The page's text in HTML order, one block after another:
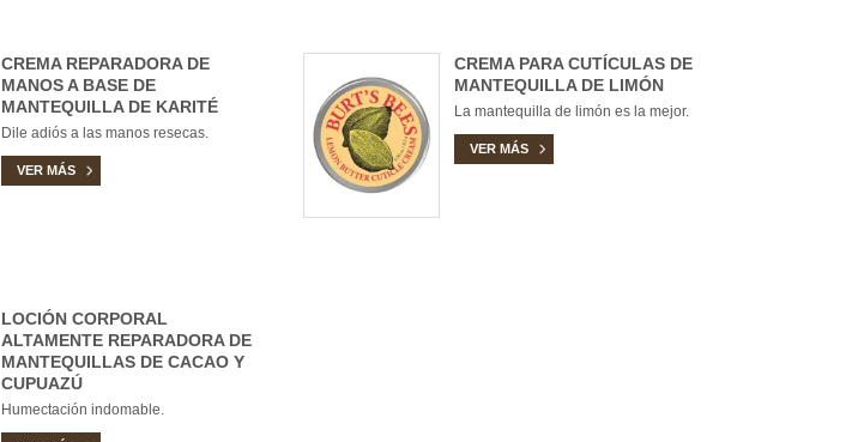
CREMA REPARADORA DE
MANOS A BASE DE
MANTEQUILLA DE KARITÉ
Dile adiós a las manos resecas.
VER MÁS
CREMA PARA CUTÍCULAS DE
MANTEQUILLA DE LIMÓN
La mantequilla de limón es la mejor.
VER MÁS
LOCIÓN CORPORAL
ALTAMENTE REPARADORA DE
MANTEQUILLAS DE CACAO Y
CUPUAZÚ
Humectación indomable.